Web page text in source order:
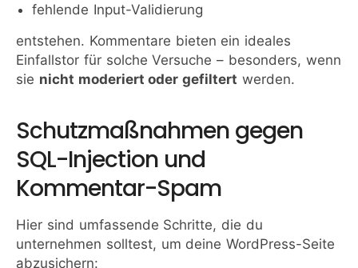
fehlende Input-Validierung
entstehen. Kommentare bieten ein ideales
Einfallstor für solche Versuche – besonders, wenn
sie nicht moderiert oder gefiltert werden.
Schutzmaßnahmen gegen
SQL-Injection und
Kommentar-Spam
Hier sind umfassende Schritte, die du
unternehmen solltest, um deine WordPress-Seite
abzusichern: